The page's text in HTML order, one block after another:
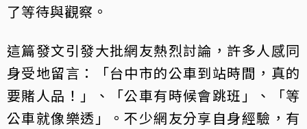
了等待與觀察。
這篇發文引發大批網友熱烈討論，許多人感同
身受地留言：「台中市的公車到站時間，真的
要賭人品！」、「公車有時候會跳班」、「等
公車就像樂透」。不少網友分享自身經驗，有